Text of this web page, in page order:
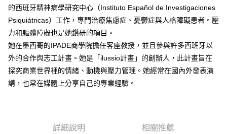
的西班牙精神病學研究中心（Instituto Español de Investigaciones
Psiquiátricas）工作，專門治療焦慮症、憂鬱症與人格障礙患者。壓
力和軀體障礙也是她鑽研的項目。
她在墨西哥的IPADE商學院擔任客座教授，並且參與許多西班牙以
外的合作與志工計畫。她是「ilussio計畫」的創辦人，此計畫旨在
探究商業世界裡的情緒、動機與壓力管理。她經常在國內外發表演
講，也常在媒體上分享自己的專業經驗。
詳細說明 相關推薦